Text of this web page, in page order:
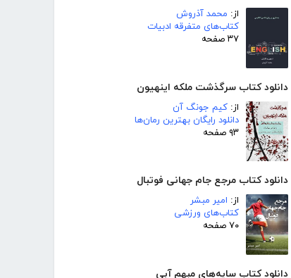
از: محمد آذروش
کتاب‌های متفرقه ادبیات
۳۷ صفحه
دانلود کتاب سرگذشت ملکه اینهیون
از: کیم جونگ آن
دانلود رایگان بهترین رمان‌ها
۹۳ صفحه
دانلود کتاب مرجع جام جهانی فوتبال
از: امیر مبشر
کتاب‌های ورزشی
۷۰ صفحه
دانلود کتاب سایه‌های مبهم آبی